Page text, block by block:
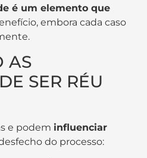
é um elemento que
embora cada caso
AS
SER RÉU
e podem influenciar
do processo: